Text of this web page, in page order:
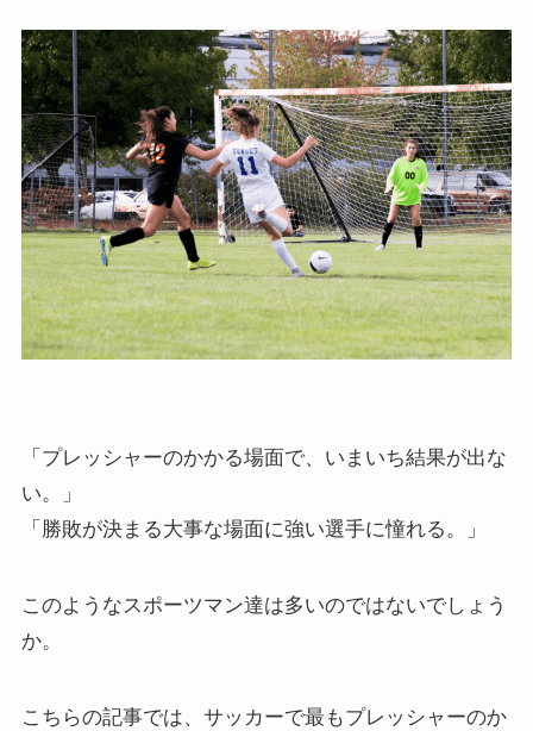
「プレッシャーのかかる場面で、いまいち結果が出な
い。」
「勝敗が決まる大事な場面に強い選手に憧れる。」
このようなスポーツマン達は多いのではないでしょう
か。
こちらの記事では、サッカーで最もプレッシャーのか